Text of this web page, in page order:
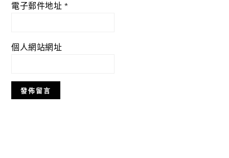
電子郵件地址 *
個人網站網址